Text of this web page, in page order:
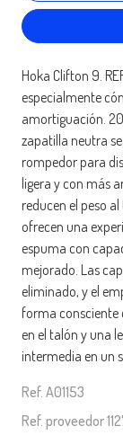
Hoka Clifton 9.
especialmente
amortiguación.
zapatilla neutra
rompedor para
ligera y con más
reducen el peso
ofrecen una
espuma con
mejorado. Las
eliminado, y el
forma consciente
en el talón y una
intermedia en un
Ref. A01153
Ref. proveedor